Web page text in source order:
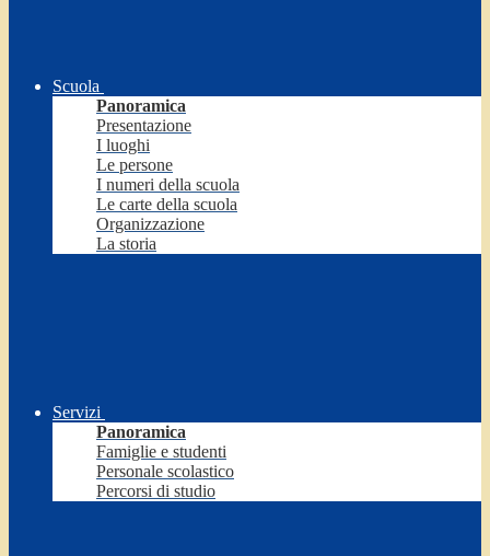
Scuola
Panoramica
Presentazione
I luoghi
Le persone
I numeri della scuola
Le carte della scuola
Organizzazione
La storia
Servizi
Panoramica
Famiglie e studenti
Personale scolastico
Percorsi di studio